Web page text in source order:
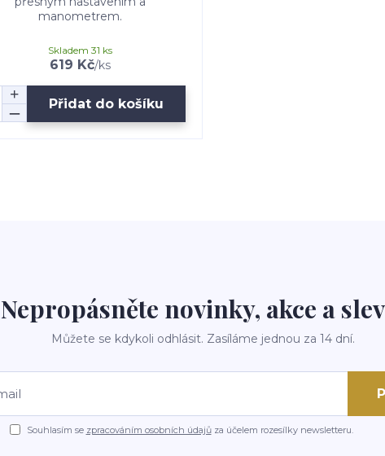
manometrem.
619 Kč/ks
Skladem 31 ks
Přidat do košíku
Nepropásněte novinky, akce a
Můžete se kdykoli odhlásit. Zasíláme jednou za 14 dní.
Souhlasím se zpracováním osobních údajůza účelem rozesílky newsletteru.